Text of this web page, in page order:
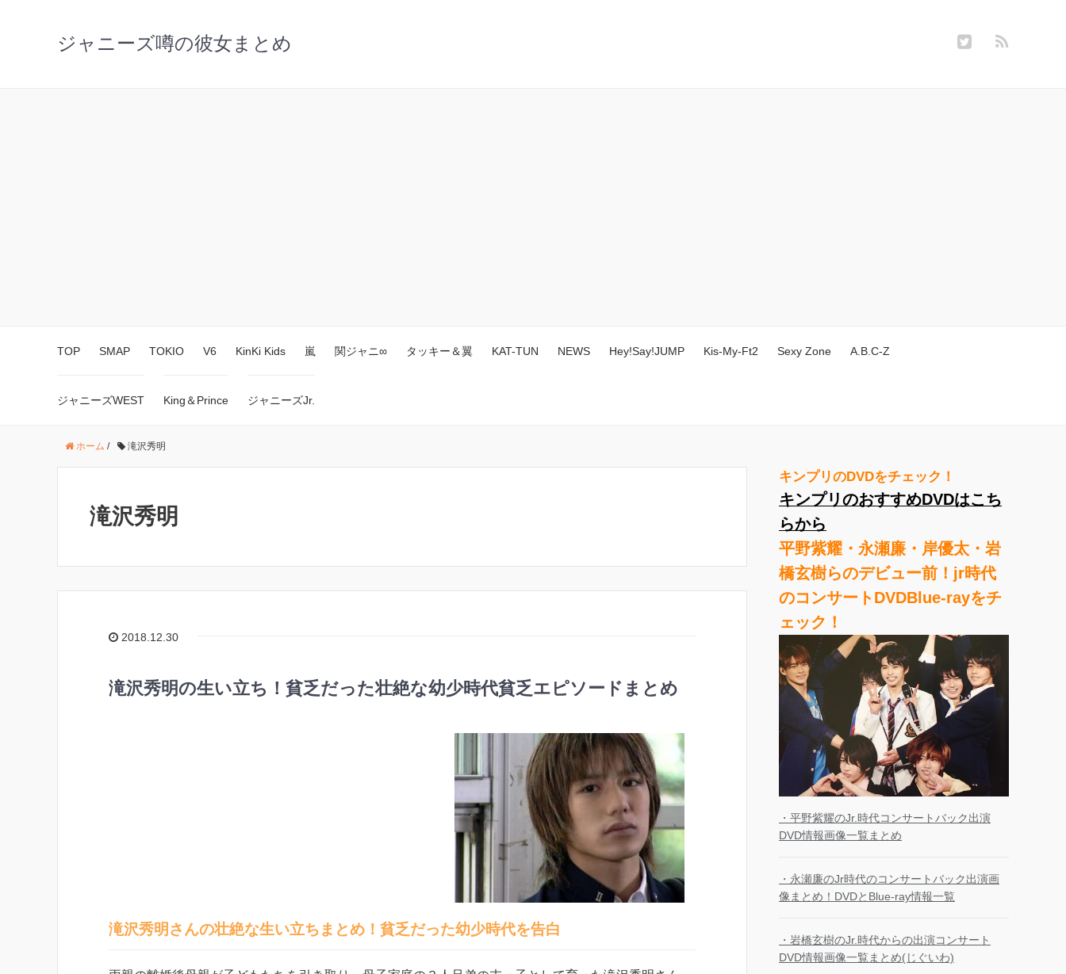
ジャニーズ噂の彼女まとめ
TOP SMAP TOKIO V6 KinKi Kids 嵐 関ジャニ∞ タッキー＆翼 KAT-TUN NEWS Hey!Say!JUMP Kis-My-Ft2 Sexy Zone A.B.C-Z
ジャニーズWEST King＆Prince ジャニーズJr.
ホーム / 滝沢秀明
滝沢秀明
2018.12.30
滝沢秀明の生い立ち！貧乏だった壮絶な幼少時代貧乏エピソードまとめ
滝沢秀明さんの壮絶な生い立ちまとめ！貧乏だった幼少時代を告白
キンプリのDVDをチェック！
キンプリのおすすめDVDはこち
らから
平野紫耀・永瀬廉・岸優太・岩
橋玄樹らのデビュー前！jr時代
のコンサートDVDBlue-rayをチ
ェック！
・平野紫耀のJr.時代コンサートバック出演
DVD情報画像一覧まとめ
・永瀬廉のJr時代のコンサートバック出演画
像まとめ！DVDとBlue-ray情報一覧
・岩橋玄樹のJr.時代からの出演コンサート
DVD情報画像一覧まとめ(じぐいわ)